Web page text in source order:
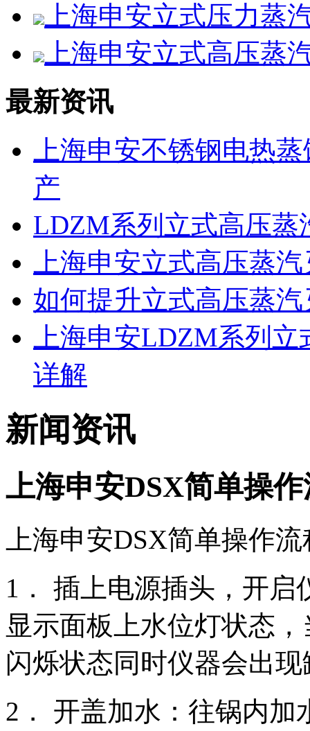
上海申安立式压力蒸
上海申安立式高压蒸
最新资讯
上海申安不锈钢电热
产
LDZM系列立式高压蒸
上海申安立式高压蒸
如何提升立式高压蒸
上海申安LDZM系列
详解
新闻资讯
上海申安DSX简单操
上海申安DSX简单操作流
1． 插上电源插头，开
显示面板上水位灯状态
闪烁状态同时仪器会出
2． 开盖加水：往锅内加